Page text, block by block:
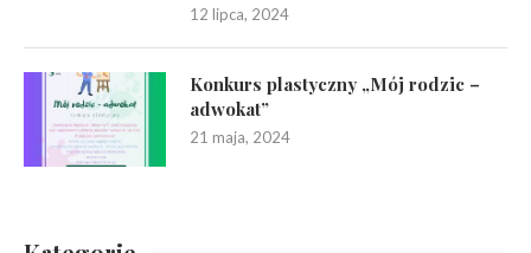
12 lipca, 2024
Konkurs plastyczny „Mój rodzic –
adwokat”
21 maja, 2024